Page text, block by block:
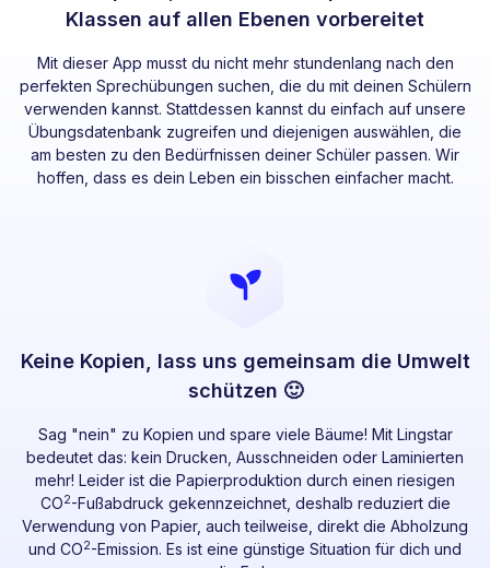
Klassen auf allen Ebenen vorbereitet
Mit dieser App musst du nicht mehr stundenlang nach den
perfekten Sprechübungen suchen, die du mit deinen Schülern
verwenden kannst. Stattdessen kannst du einfach auf unsere
Übungsdatenbank zugreifen und diejenigen auswählen, die
am besten zu den Bedürfnissen deiner Schüler passen. Wir
hoffen, dass es dein Leben ein bisschen einfacher macht.
Keine Kopien, lass uns gemeinsam die Umwelt
schützen 🙂
Sag "nein" zu Kopien und spare viele Bäume! Mit Lingstar
bedeutet das: kein Drucken, Ausschneiden oder Laminierten
mehr! Leider ist die Papierproduktion durch einen riesigen
CO2-Fußabdruck gekennzeichnet, deshalb reduziert die
Verwendung von Papier, auch teilweise, direkt die Abholzung
und CO2-Emission. Es ist eine günstige Situation für dich und